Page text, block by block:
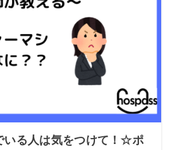
いる人は気をつけて！☆ポ